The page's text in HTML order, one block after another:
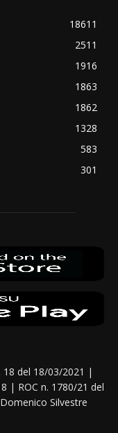
18611
2511
1916
1863
1862
1328
583
301
18 del 18/03/2021 |
| ROC n. 1780/21 del
Silvestre